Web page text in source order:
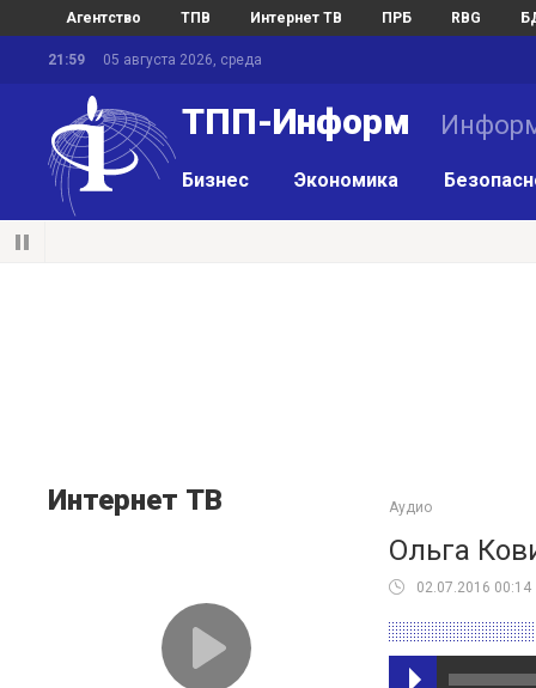
Агентство ТПВ Интернет ТВ ПРБ RBG
21:59 05 августа 2026, среда
ТПП-Информ
Бизнес Экономика
Интернет ТВ Аудио
Ольга
02.07.2016 00:14